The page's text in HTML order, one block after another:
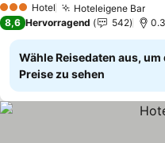
3 SterneHotel Hoteleigene Bar
8,6 Hervorragend 542
Wähle Reisedaten aus, um
Preise zu sehen